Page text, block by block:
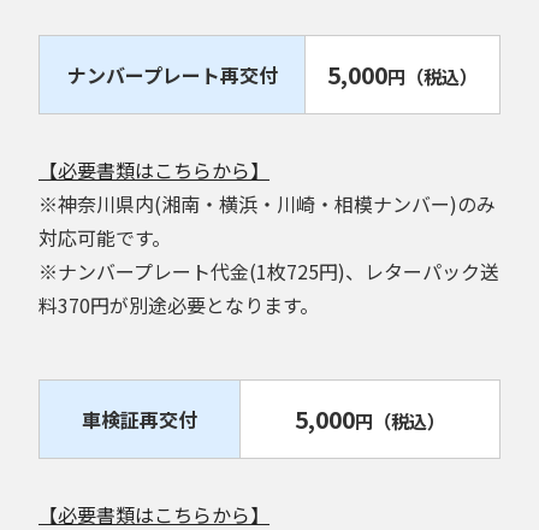
ナンバープレート再交付 5,000円 （税込）
【必要書類はこちらから】
※神奈川県内(湘南・横浜・川崎・相模ナンバー)のみ
対応可能です。
※ナンバープレート代金(1枚725円)、レターパック送
料370円が別途必要となります。
車検証再交付 5,000円 （税込）
【必要書類はこちらから】